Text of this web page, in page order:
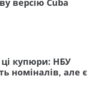
версію Cuba
купюри: НБУ
номіналів, але є